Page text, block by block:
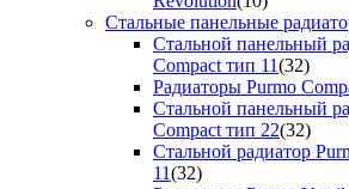
Стальные панельные
Стальной панельный
Compact тип 11(32)
Радиаторы Purmo
Стальной панельный
Compact тип 22(32)
Стальной радиатор
11(32)